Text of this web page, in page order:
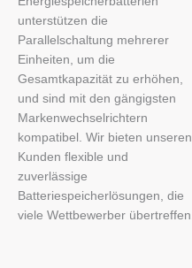
unterstützen die
Parallelschaltung mehrerer
Einheiten, um die
Gesamtkapazität zu erhöhen,
und sind mit den gängigsten
Markenwechselrichtern
kompatibel. Wir bieten unseren
Kunden flexible und
zuverlässige
Batteriespeicherlösungen, die
viele Wettbewerber übertreffen.